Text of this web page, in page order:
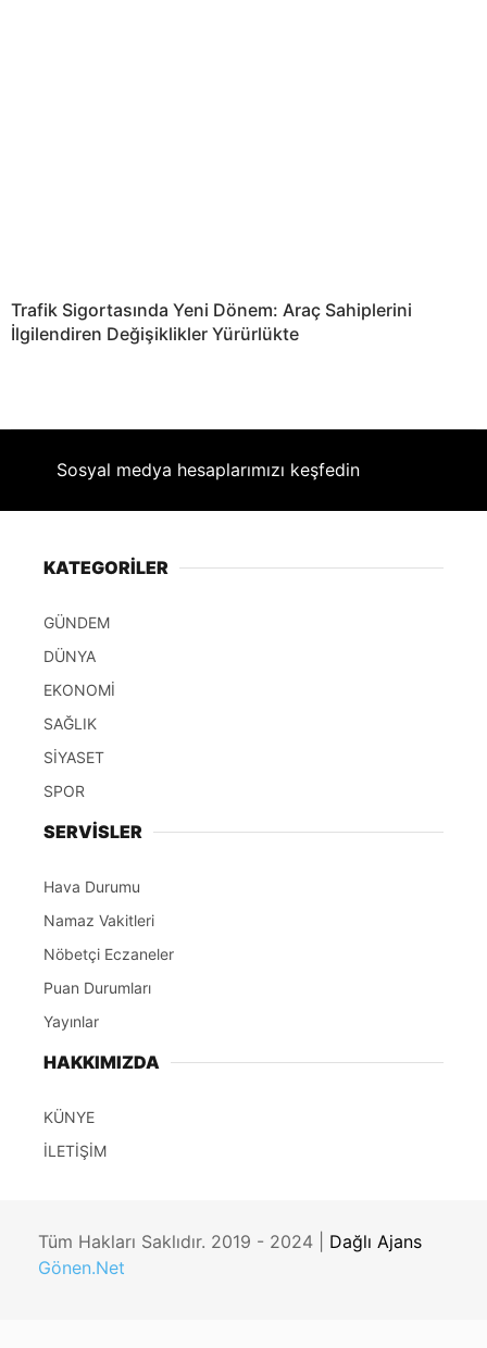
Trafik Sigortasında Yeni Dönem: Araç Sahiplerini
İlgilendiren Değişiklikler Yürürlükte
Sosyal medya hesaplarımızı keşfedin
KATEGORİLER
GÜNDEM
DÜNYA
EKONOMİ
SAĞLIK
SİYASET
SPOR
SERVİSLER
Hava Durumu
Namaz Vakitleri
Nöbetçi Eczaneler
Puan Durumları
Yayınlar
HAKKIMIZDA
KÜNYE
İLETİŞİM
Tüm Hakları Saklıdır. 2019 - 2024 | Dağlı Ajans
Gönen.Net